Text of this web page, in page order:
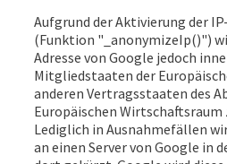
Aufgrund der Aktivierung der
(Funktion "_anonymizeIp()")
Adresse von Google jedoch
Mitgliedstaaten der
anderen Vertragsstaaten des
Europäischen Wirtschaftsraum
Lediglich in Ausnahmefällen
an einen Server von Google in